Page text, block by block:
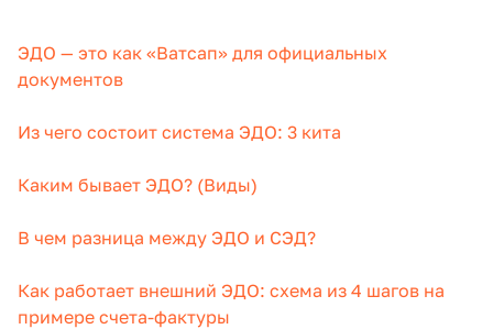
ЭДО — это как «Ватсап» для официальных
документов
Из чего состоит система ЭДО: 3 кита
Каким бывает ЭДО? (Виды)
В чем разница между ЭДО и СЭД?
Как работает внешний ЭДО: схема из 4 шагов на
примере счета-фактуры